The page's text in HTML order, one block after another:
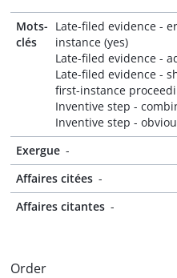
Mots-
clés
Late-filed evidence -
instance (yes)
Late-filed evidence -
Late-filed evidence -
first-instance
Inventive step -
Inventive step -
Exergue -
Affaires citées -
Affaires citantes -
Order